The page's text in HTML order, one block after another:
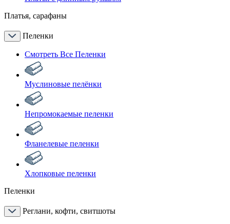
Платья, сарафаны
Пеленки
Смотреть Все Пеленки
Муслиновые пелёнки
Непромокаемые пеленки
Фланелевые пеленки
Хлопковые пеленки
Пеленки
Реглани, кофти, свитшоты